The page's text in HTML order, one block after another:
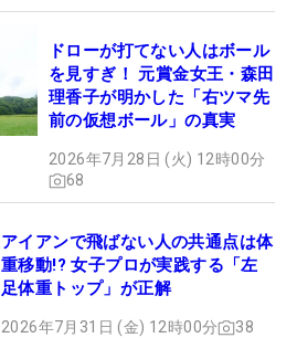
ドローが打てない人はボール
を見すぎ！ 元賞金女王・森田
理香子が明かした「右ツマ先
前の仮想ボール」の真実
2026年7月28日 (火) 12時00分
68
アイアンで飛ばない人の共通点は体
重移動!? 女子プロが実践する「左
足体重トップ」が正解
2026年7月31日 (金) 12時00分 38